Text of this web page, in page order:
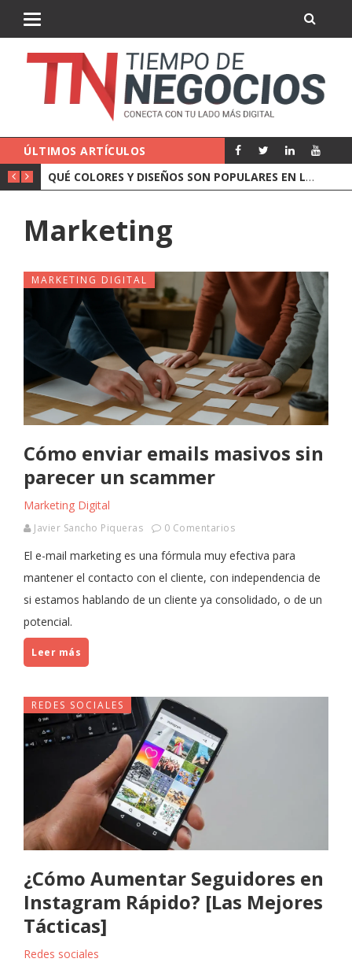
ÚLTIMOS ARTÍCULOS
QUÉ COLORES Y DISEÑOS SON POPULARES EN LA ROPA DE EQUIPO
Marketing
MARKETING DIGITAL
Cómo enviar emails masivos sin
parecer un scammer
Marketing Digital
Javier Sancho Piqueras 0 Comentarios
El e-mail marketing es una fórmula muy efectiva para
mantener el contacto con el cliente, con independencia de
si estamos hablando de un cliente ya consolidado, o de un
potencial.
Leer más
REDES SOCIALES
¿Cómo Aumentar Seguidores en
Instagram Rápido? [Las Mejores
Tácticas]
Redes sociales